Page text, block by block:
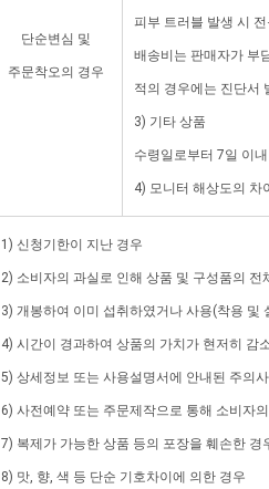
단순변심 및
주문착오의 경우
피부 트러블 발생 시
배송비는 판매자가 부
적의 경우에는 진단서
3) 기타 상품
수령일로부터 7일 이
4) 모니터 해상도의 차
1) 신청기한이 지난 경우
2) 소비자의 과실로 인해 상품 및 구성품의
3) 개봉하여 이미 섭취하였거나 사용(착용 및
4) 시간이 경과하여 상품의 가치가 현저히 감
5) 상세정보 또는 사용설명서에 안내된 주의
6) 사전예약 또는 주문제작으로 통해 소비자
7) 복제가 가능한 상품 등의 포장을 훼손한 경
8) 맛, 향, 색 등 단순 기호차이에 의한 경우